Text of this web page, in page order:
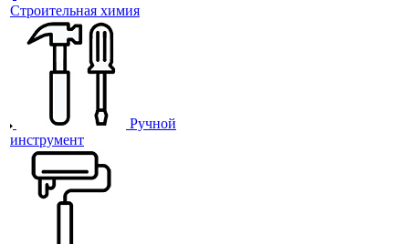
Строительная химия
Ручной
инструмент